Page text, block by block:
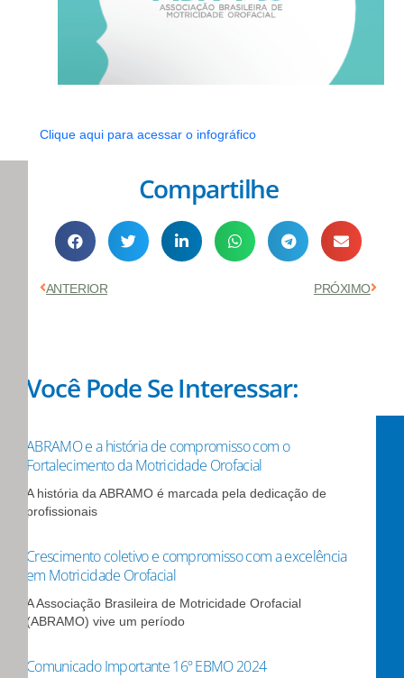
Clique aqui para acessar o infográfico
Compartilhe
Anterior
ANTERIOR PRÓXIMO
Você Pode Se Interessar:
ABRAMO e a história de compromisso com o
Fortalecimento da Motricidade Orofacial
A história da ABRAMO é marcada pela dedicação de
profissionais
Crescimento coletivo e compromisso com a excelência
em Motricidade Orofacial
A Associação Brasileira de Motricidade Orofacial
(ABRAMO) vive um período
Comunicado Importante 16º EBMO 2024